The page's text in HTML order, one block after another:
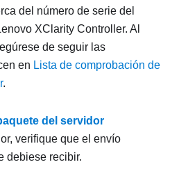
del número de serie del
XClarity Controller. Al
de seguir las
en Lista de comprobación de
.
del servidor
verifique que el envío
debiese recibir.